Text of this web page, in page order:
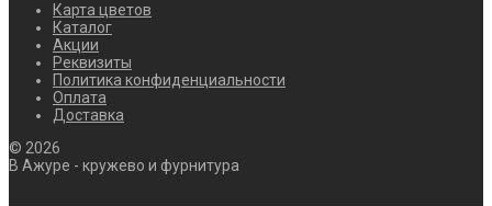
Карта цветов
Каталог
Акции
Реквизиты
Политика конфиденциальности
Оплата
Доставка
© 2026
В Ажуре - кружево и фурнитура